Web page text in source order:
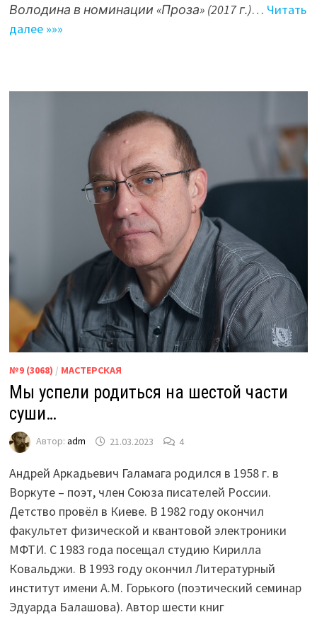
Володина в номинации «Проза» (2017 г.)… Читать
далее »»»
№9 (3068) / МАСТЕРСКАЯ
Мы успели родиться на шестой части
суши…
Автор: adm 21.03.2023 4
Андрей Аркадьевич Галамага родился в 1958 г. в
Воркуте – поэт, член Союза писателей России.
Детство провёл в Киеве. В 1982 году окончил
факультет физической и квантовой электроники
МФТИ. C 1983 года посещал cтудию Кирилла
Ковальджи. В 1993 году окончил Литературный
институт имени А.М. Горького (поэтический семинар
Эдуарда Балашова). Автор шести книг